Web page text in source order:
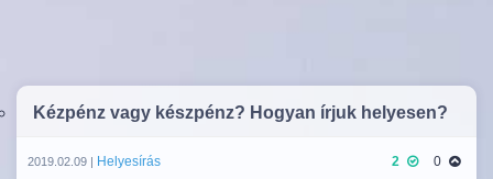
Kézpénz vagy készpénz? Hogyan írjuk helyesen?
2019.02.09 | Helyesírás 2 0